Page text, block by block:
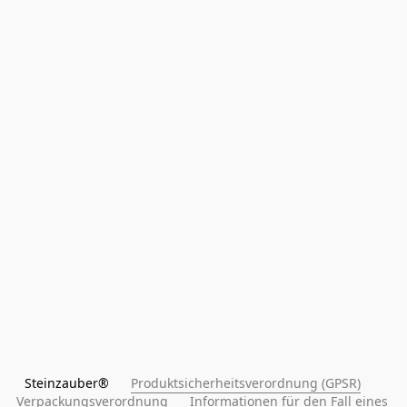
Steinzauber® Produktsicherheitsverordnung (GPSR)
Verpackungsverordnung
Informationen für den Fall eines